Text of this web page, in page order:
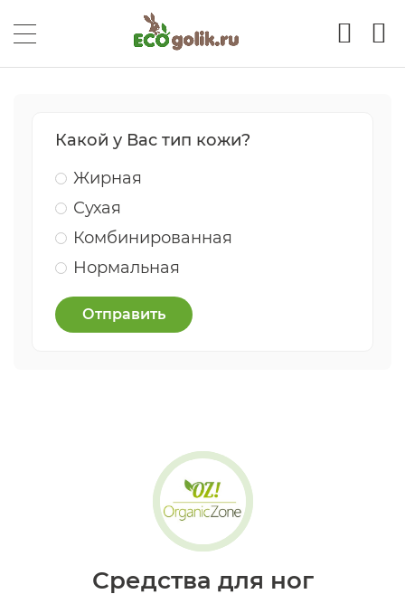
Какой у Вас тип кожи?
Жирная
Сухая
Комбинированная
Нормальная
Отправить
Средства для ног